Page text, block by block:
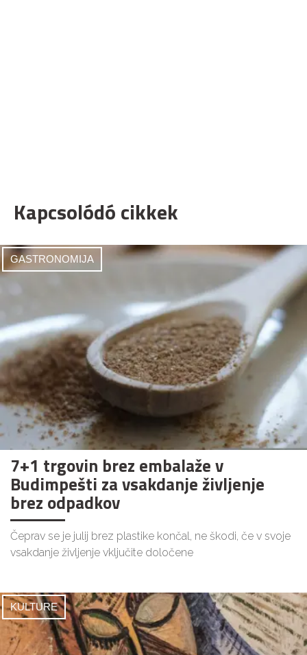
Kapcsolódó cikkek
GASTRONOMIJA
7+1 trgovin brez embalaže v
Budimpešti za vsakdanje življenje
brez odpadkov
Čeprav se je julij brez plastike končal, ne škodi, če v svoje
vsakdanje življenje vključite določene
KULTURE